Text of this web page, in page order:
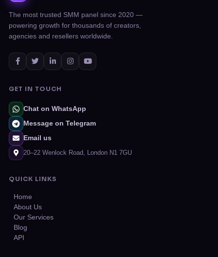
The most trusted SMM panel since 2020 —
powering growth for thousands of creators,
agencies and resellers worldwide.
GET IN TOUCH
Chat on WhatsApp
Message on Telegram
Email us
20–22 Wenlock Road, London N1 7GU
QUICK LINKS
Home
About Us
Our Services
Blog
API